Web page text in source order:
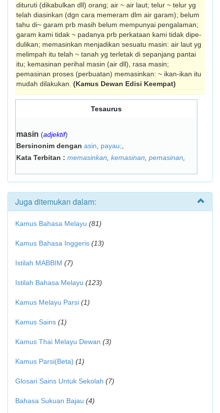
dituruti (dikabulkan dll) orang; air ~ air laut; telur ~ telur yg
telah diasinkan (dgn cara memeram dlm air garam); belum
tahu di~ garam prb masih belum mempunyai pengalaman;
garam kami tidak ~ padanya prb perkataan kami tidak dipe­
dulikan; memasinkan menjadikan sesuatu masin: air laut yg
melimpah itu telah ~ tanah yg terletak di sepanjang pantai
itu; kemasinan perihal masin (air dll), rasa masin;
pemasinan proses (perbuatan) memasinkan: ~ ikan-ikan itu
mudah dilakukan. (Kamus Dewan Edisi Keempat)
Tesaurus
masin (adjektif)
Bersinonim dengan asin payau;
Kata Terbitan : memasinkan kemasinan pemasinan
Juga ditemukan dalam:
Kamus Bahasa Melayu (81)
Kamus Bahasa Inggeris (13)
Istilah MABBIM (7)
Istilah Bahasa Melayu (123)
Kamus Melayu Parsi (1)
Kamus Sains (1)
Kamus Thai Melayu Dewan (3)
Kamus Parsi(Beta) (1)
Glosari Sains Untuk Sekolah (7)
Bahasa Sukuan Bajau (4)